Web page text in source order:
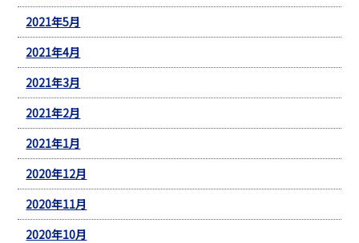
2021年5月
2021年4月
2021年3月
2021年2月
2021年1月
2020年12月
2020年11月
2020年10月